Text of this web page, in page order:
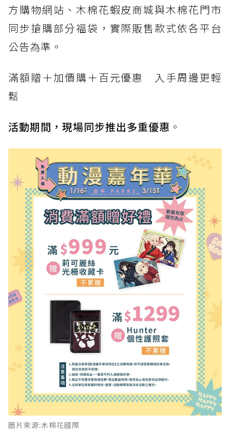
方購物網站、木棉花蝦皮商城與木棉花門市
同步搶購部分福袋，實際販售款式依各平台
公告為準。
滿額贈＋加價購＋百元優惠 入手周邊更輕
鬆
活動期間，現場同步推出多重優惠 。
圖片來源:木棉花國際